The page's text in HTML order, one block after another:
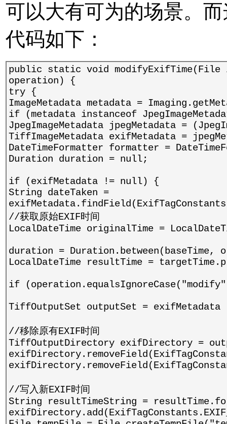
可以大有可为的场景。
代码如下：
public static void modifyExifTime(File
operation) {
try {
ImageMetadata metadata =
if (metadata instanceof
JpegImageMetadata jpegMetadata =
TiffImageMetadata exifMetadata =
DateTimeFormatter formatter =
Duration duration = null;
if (exifMetadata != null) {
String dateTaken =
//获取原始EXIF时间
LocalDateTime originalTime =
duration = Duration.between(baseTime,
LocalDateTime resultTime =
if
TiffOutputSet outputSet =
//移除原有EXIF时间
TiffOutputDirectory exifDirectory =
//写入新EXIF时间
String resultTimeString =